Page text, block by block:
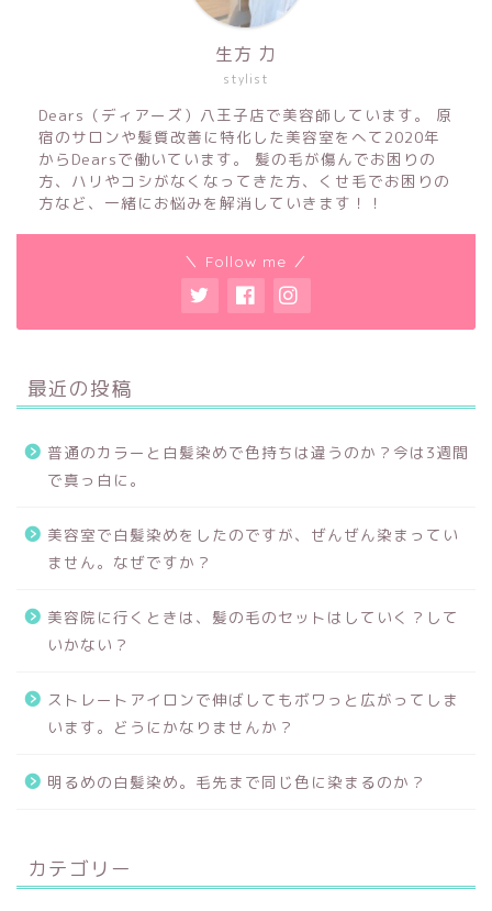
stylist
生方 力
Dears（ディアーズ）八王子店で美容師しています。 原
宿のサロンや髪質改善に特化した美容室をへて2020年
からDearsで働いています。 髪の毛が傷んでお困りの
方、ハリやコシがなくなってきた方、くせ毛でお困りの
方など、一緒にお悩みを解消していきます！！
＼ Follow me ／
最近の投稿
普通のカラーと白髪染めで色持ちは違うのか？今は3週間
で真っ白に。
美容室で白髪染めをしたのですが、ぜんぜん染まってい
ません。なぜですか？
美容院に行くときは、髪の毛のセットはしていく？して
いかない？
ストレートアイロンで伸ばしてもボワっと広がってしま
います。どうにかなりませんか？
明るめの白髪染め。毛先まで同じ色に染まるのか？
カテゴリー